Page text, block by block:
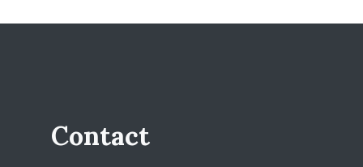
Contact